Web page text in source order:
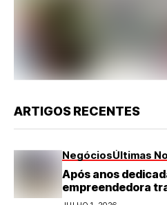
ARTIGOS RECENTES
NegóciosÚltimas
Após anos
empreendedora
turismo em